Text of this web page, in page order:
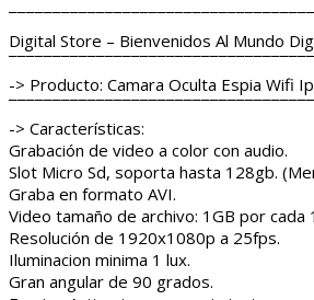
Digital Store – Bienvenidos Al Mundo
-> Producto: Camara Oculta Espia Wifi
-> Características:
Grabación de video a color con audio.
Slot Micro Sd, soporta hasta 128gb.
Graba en formato AVI.
Video tamaño de archivo: 1GB por cada
Resolución de 1920x1080p a 25fps.
Iluminacion minima 1 lux.
Gran angular de 90 grados.